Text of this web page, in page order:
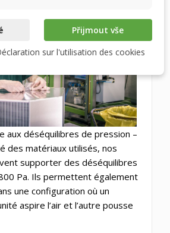
aux déséquilibres de pression –
des matériaux utilisés, nos
supporter des déséquilibres
Pa. Ils permettent également
une configuration où un
aspire l’air et l’autre pousse
Přijmout vše
sur l'utilisation des cookies